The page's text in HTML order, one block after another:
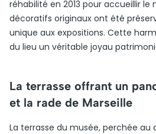
réhabilité en 2013 pour accueillir le
décoratifs originaux ont été
unique aux expositions. Cette
du lieu un véritable joyau
La terrasse offrant un
et la rade de Marseille
La terrasse du musée, perchée au